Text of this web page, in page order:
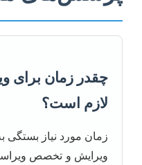
چقدر زمان برای
لازم است؟
زمان مورد نیاز بستگی
ویرایش و تخصص